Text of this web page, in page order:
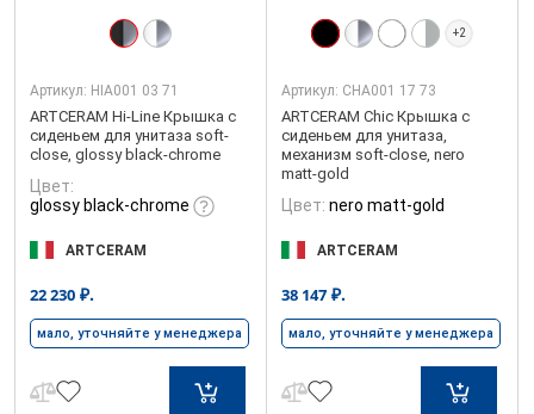
Артикул: HIA001 03 71
ARTCERAM Hi-Line Крышка с
сиденьем для унитаза soft-
close, glossy black-chrome
Цвет:
glossy black-chrome
ARTCERAM
22 230 ₽.
мало, уточняйте у менеджера
+2
Артикул: CHA001 17 73
ARTCERAM Chic Крышка с
сиденьем для унитаза,
механизм soft-close, nero
matt-gold
Цвет: nero matt-gold
ARTCERAM
38 147 ₽.
мало, уточняйте у менеджера